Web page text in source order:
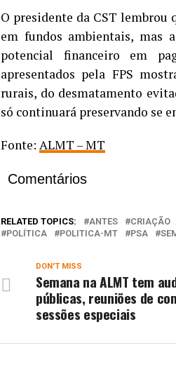
O presidente da CST lembrou
em fundos ambientais, mas
potencial financeiro em
apresentados pela FPS
rurais, do desmatamento
só continuará preservando se
Fonte: ALMT – MT
Comentários
RELATED TOPICS: ANTES CRIAÇÃO
POLÍTICA
POLITICA-MT PSA
DON'T MISS
Semana na ALMT tem
públicas, reuniões de
sessões especiais